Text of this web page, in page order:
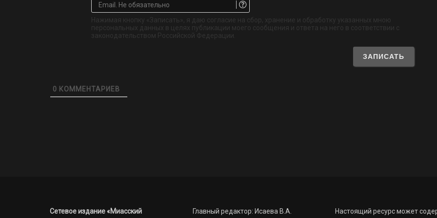
обязательно
Нажимая кнопку «Записать», я даю согласие на сбор, хранение и обработку указанных мною
персональных данных в целях публикации моего сообщения и ответа на него в соответствии с
законодательством Российской Федерации.
0 КОММЕНТАРИЕВ
Сетевое издание «Миасский
Главный редактор: Исаева В.А.
Настоящий ресурс может